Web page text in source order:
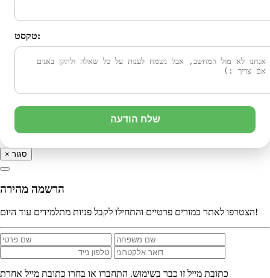
טקסט:
שלח הודעה
× סגור
הרשמה מהירה
הצטרפו לאתר כמורים פרטיים והתחילו לקבל פניות מתלמידים עוד היום!
כתובת מייל זו כבר בשימוש. התחברו או בחרו כתובת מייל אחרת